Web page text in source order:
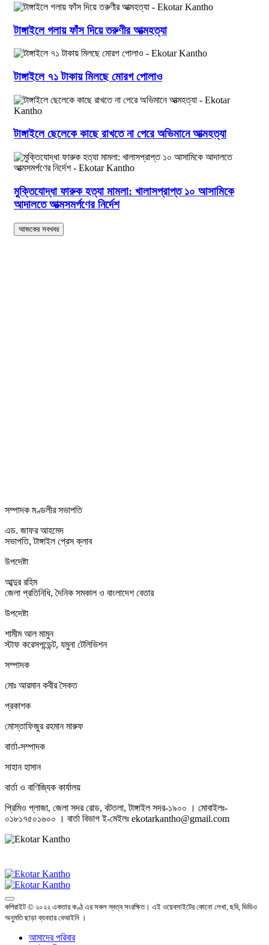
টাঙ্গাইলে গলায় ফাঁস দিয়ে তরুণীর আত্মহত্যা
টাঙ্গাইলে ৭১ টাকায় মিলছে মোরগ পোলাও
টাঙ্গাইলে ছেলেকে কাছে রাখতে না পেরে অভিমানে আত্মহত্যা
মুক্তিযোদ্ধা ফারুক হত্যা মামলা: খালাসপ্রাপ্ত ১০ আসামিকে
আদালতে আত্মসমর্পণের নির্দেশ
সম্পাদক মণ্ডলীর সভাপতি
এড. জাফর আহমেদ
সভাপতি, টাঙ্গাইল প্রেস ক্লাব
উপদেষ্টা
আব্দুর রহিম
জেলা প্রতিনিধি, দৈনিক সমকাল ও বাংলাদেশ বেতার
উপদেষ্টা
শামীম আল মামুন
স্টাফ করেসপন্ডেন্ট, যমুনা টেলিভিশন
সম্পাদক
মোঃ আরমান কবীর সৈকত
প্রকাশক
মোস্তাফিজুর রহমান মারুফ
বার্তা-সম্পাদক
সাহান হাসান
বার্তা ও বাণিজ্যিক কার্যালয়
প্রিমিও প্লাজা, জেলা সদর রোড, বটতলা, টাঙ্গাইল সদর-১৯০০ । মোবাইলঃ-
০১৮১৭৫০১৬০০ । বার্তা বিভাগ ই-মেইলঃ ekotarkantho@gmail.com
কপিরাইট © ২০২২ একতার কণ্ঠ এর সকল স্বত্ব সংরক্ষিত। এই ওয়েবসাইটের কোনো লেখা, ছবি, ভিডিও
অনুমতি ছাড়া ব্যবহার বেআইনি ।
আমাদের পরিবার